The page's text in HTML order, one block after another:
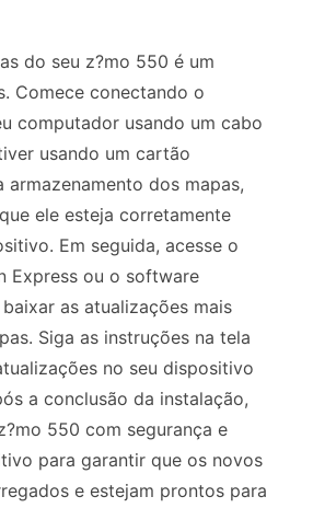
do seu z?mo 550 é um
Comece conectando o
computador usando um cabo
usando um cartão
armazenamento dos mapas,
ele esteja corretamente
Em seguida, acesse o
Express ou o software
as atualizações mais
Siga as instruções na tela
no seu dispositivo
a conclusão da instalação,
550 com segurança e
para garantir que os novos
e estejam prontos para